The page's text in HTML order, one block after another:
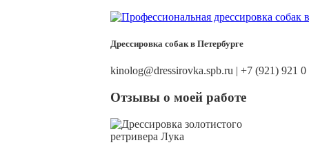
Дрессировка собак в Петербурге
kinolog@dressirovka.spb.ru | +7 (921) 921 0
Отзывы о моей работе